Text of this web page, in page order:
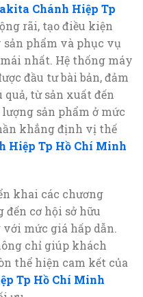
Chánh Hiệp Tp
rãi, tạo điều kiện
phẩm và phục vụ
nhất. Hệ thống máy
đầu tư bài bản, đảm
từ sản xuất đến
sản phẩm ở mức
khẳng định vị thế
Hiệp Tp Hồ Chí Minh
khai các chương
cơ hội sở hữu
mức giá hấp dẫn.
chỉ giúp khách
thể hiện cam kết của
Tp Hồ Chí Minh